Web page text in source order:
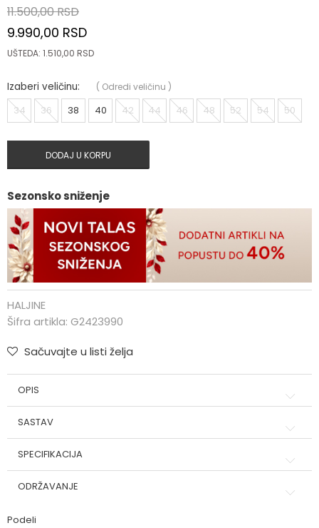
11.500,00RSD
9.990,00 RSD
UŠTEDA: 1.510,00 RSD
Izaberi veličinu: ( Odredi veličinu )
34 36 38 40 42 44 46 48 52 54 50
DODAJ U KORPU
Sezonsko sniženje
HALJINE
Šifra artikla: G2423990
Sačuvajte u listi želja
OPIS
SASTAV
SPECIFIKACIJA
ODRŽAVANJE
Podeli